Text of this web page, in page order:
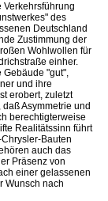
Verkehrsführung
des
Deutschland
Zustimmung der
Wohlwollen für
einher.
Gebäude "gut",
und ihre
erobert, zuletzt
Asymmetrie und
berechtigterweise
Realitätssinn führt
Bauten
auch das
Präsenz von
einer gelassenen
Wunsch nach